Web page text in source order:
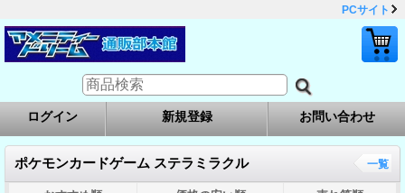
PCサイト
ログイン 新規登録 お問い合わせ
ポケモンカードゲーム ステラミラクル 一覧